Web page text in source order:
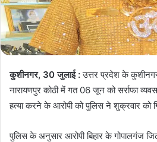
कुशीनगर, 30 जुलाई :उत्तर प्रदेश के
नारायणपुर कोठी में गत 06 जून को सर्राफा
हत्या करने के आरोपी को पुलिस ने शुक्रवार को
पुलिस के अनुसार आरोपी बिहार के गोपालगंज